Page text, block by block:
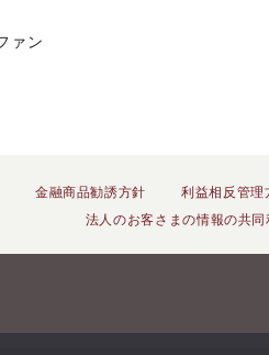
ァン
金融商品勧誘方針 利益相反管理
法人のお客さまの情報の共同